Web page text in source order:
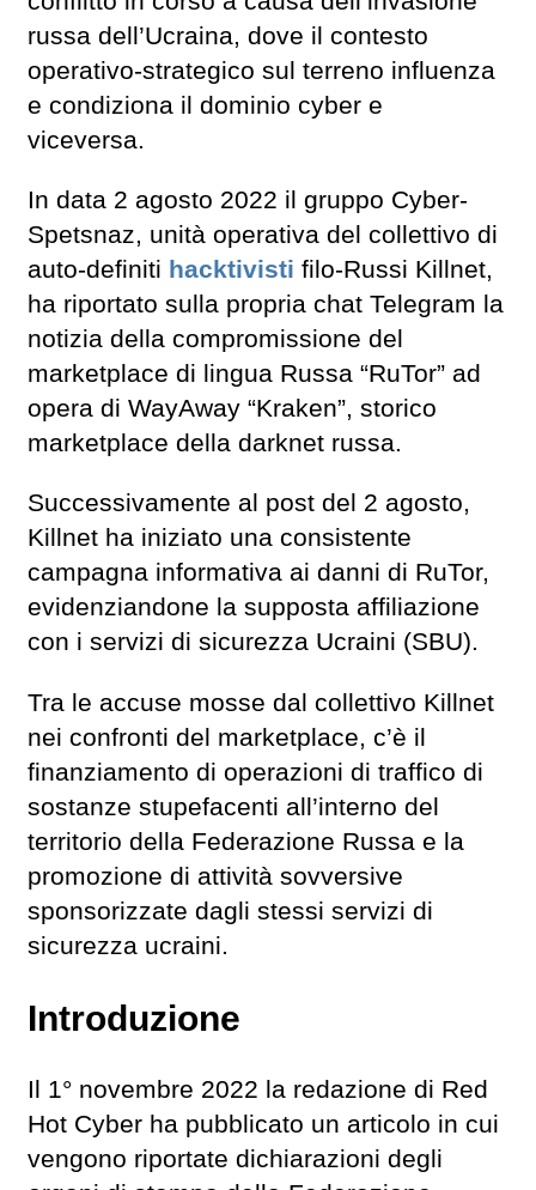
russa dell’Ucraina, dove il contesto
operativo-strategico sul terreno influenza
e condiziona il dominio cyber e
viceversa.
In data 2 agosto 2022 il gruppo Cyber-
Spetsnaz, unità operativa del collettivo di
auto-definiti hacktivisti filo-Russi Killnet,
ha riportato sulla propria chat Telegram la
notizia della compromissione del
marketplace di lingua Russa “RuTor” ad
opera di WayAway “Kraken”, storico
marketplace della darknet russa.
Successivamente al post del 2 agosto,
Killnet ha iniziato una consistente
campagna informativa ai danni di RuTor,
evidenziandone la supposta affiliazione
con i servizi di sicurezza Ucraini (SBU).
Tra le accuse mosse dal collettivo Killnet
nei confronti del marketplace, c’è il
finanziamento di operazioni di traffico di
sostanze stupefacenti all’interno del
territorio della Federazione Russa e la
promozione di attività sovversive
sponsorizzate dagli stessi servizi di
sicurezza ucraini.
Introduzione
Il 1° novembre 2022 la redazione di Red
Hot Cyber ha pubblicato un articolo in cui
vengono riportate dichiarazioni degli